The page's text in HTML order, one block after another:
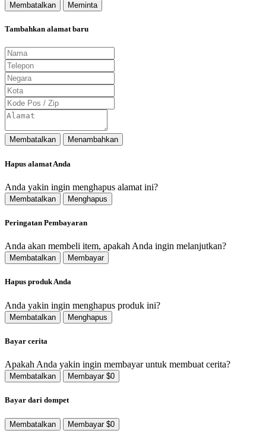
Membatalkan Meminta
Tambahkan alamat baru
Membatalkan Menambahkan
Hapus alamat Anda
Anda yakin ingin menghapus alamat ini?
Membatalkan Menghapus
Peringatan Pembayaran
Anda akan membeli item, apakah Anda ingin melanjutkan?
Membatalkan Membayar
Hapus produk Anda
Anda yakin ingin menghapus produk ini?
Membatalkan Menghapus
Bayar cerita
Apakah Anda yakin ingin membayar untuk membuat cerita?
Membatalkan Membayar $0
Bayar dari dompet
Membatalkan Membayar $0